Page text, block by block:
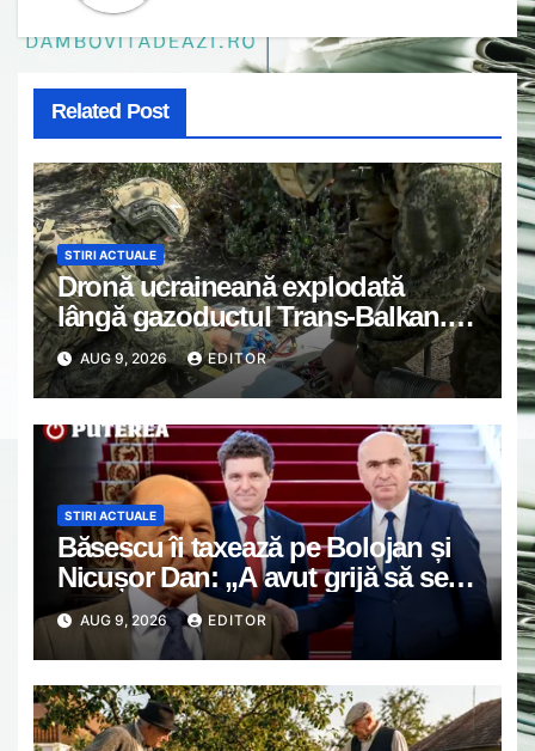
Related Post
STIRI ACTUALE
Dronă ucraineană explodată
lângă gazoductul Trans-Balkan.
Chirieac: “România și Bulgaria
trebuie să ceară explicații
Ucrainei”
AUG 9, 2026 EDITOR
STIRI ACTUALE
Băsescu îi taxează pe Bolojan și
Nicușor Dan: „A avut grijă să se
vadă că a luat o carte de la
anticariat”
AUG 9, 2026 EDITOR